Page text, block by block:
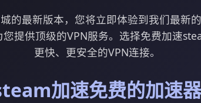
的最新版本，您将立即体验到我们最新
提供顶级的VPN服务。选择免费加速
更快、更安全的VPN连接。
加速免费的加速器